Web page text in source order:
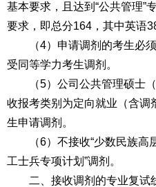
基本要求，且达到“公共管理”
要求，即总分164，其中英语
（4）申请调剂的考生必
受同等学力考生调剂。
（5）公司公共管理硕士
收报考类别为定向就业（含调
生申请调剂。
（6）不接收“少数民族高
工士兵专项计划”调剂。
二、接收调剂的专业复试